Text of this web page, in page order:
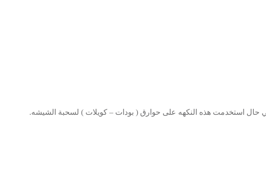
حال استخدمت هذه النكهه على حوارق ( بودات – كويلات ) لسحبة الشيشه.